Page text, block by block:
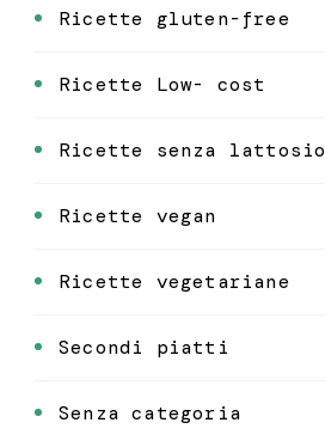
Ricette gluten-free
Ricette Low- cost
Ricette senza lattosio
Ricette vegan
Ricette vegetariane
Secondi piatti
Senza categoria